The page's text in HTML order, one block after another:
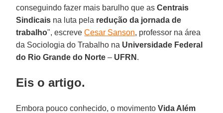
conseguindo fazer mais barulho que asCentrais
Sindicais na luta pela redução da jornada de
trabalho", escreveCesar Sanson, professor na área
da Sociologia do Trabalho na Universidade Federal
do Rio Grande do Norte – UFRN .
Eis o artigo.
Embora pouco conhecido, o movimento Vida Além